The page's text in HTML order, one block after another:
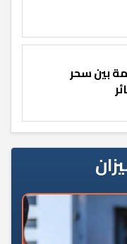
بين سحر